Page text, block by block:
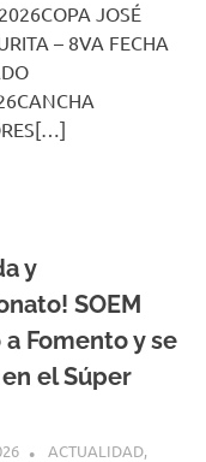
JOSÉ
– 8VA FECHA
y
SOEM
Fomento y se
el Súper
H P
ACTUALIDAD,